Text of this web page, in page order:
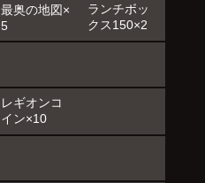
最奥の地図×
5
ランチボッ
クス150×2
レギオンコ
イン×10